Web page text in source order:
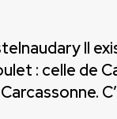
Il
: celle de